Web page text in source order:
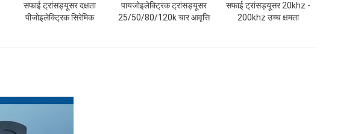
सफाई ट्रांसड्यूसर दक्षता
पीजोइलेक्ट्रिक सिरेमिक
पायजोइलेक्ट्रिक ट्रांसड्यूसर
25/50/80/120k चार आवृत्ति
सफाई ट्रांसड्यूसर 20khz -
200khz उच्च क्षमता